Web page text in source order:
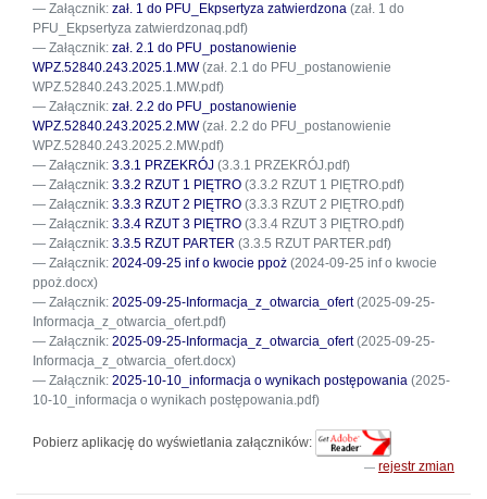
Załącznik: zał. 1 do PFU_Ekpsertyza zatwierdzona (zał. 1 do
PFU_Ekpsertyza zatwierdzonaq.pdf)
Załącznik: zał. 2.1 do PFU_postanowienie
WPZ.52840.243.2025.1.MW(zał. 2.1 do PFU_postanowienie
WPZ.52840.243.2025.1.MW.pdf)
Załącznik: zał. 2.2 do PFU_postanowienie
WPZ.52840.243.2025.2.MW(zał. 2.2 do PFU_postanowienie
WPZ.52840.243.2025.2.MW.pdf)
Załącznik: 3.3.1 PRZEKRÓJ (3.3.1 PRZEKRÓJ.pdf)
Załącznik: 3.3.2 RZUT 1 PIĘTRO (3.3.2 RZUT 1 PIĘTRO.pdf)
Załącznik: 3.3.3 RZUT 2 PIĘTRO (3.3.3 RZUT 2 PIĘTRO.pdf)
Załącznik: 3.3.4 RZUT 3 PIĘTRO (3.3.4 RZUT 3 PIĘTRO.pdf)
Załącznik: 3.3.5 RZUT PARTER (3.3.5 RZUT PARTER.pdf)
Załącznik: 2024-09-25 inf o kwocie ppoż (2024-09-25 inf o kwocie
ppoż.docx)
Załącznik: 2025-09-25-Informacja_z_otwarcia_ofert(2025-09-25-
Informacja_z_otwarcia_ofert.pdf)
Załącznik: 2025-09-25-Informacja_z_otwarcia_ofert(2025-09-25-
Informacja_z_otwarcia_ofert.docx)
Załącznik: 2025-10-10_informacja o wynikach postępowania (2025-
10-10_informacja o wynikach postępowania.pdf)
Pobierz aplikację do wyświetlania załączników:
rejestr zmian